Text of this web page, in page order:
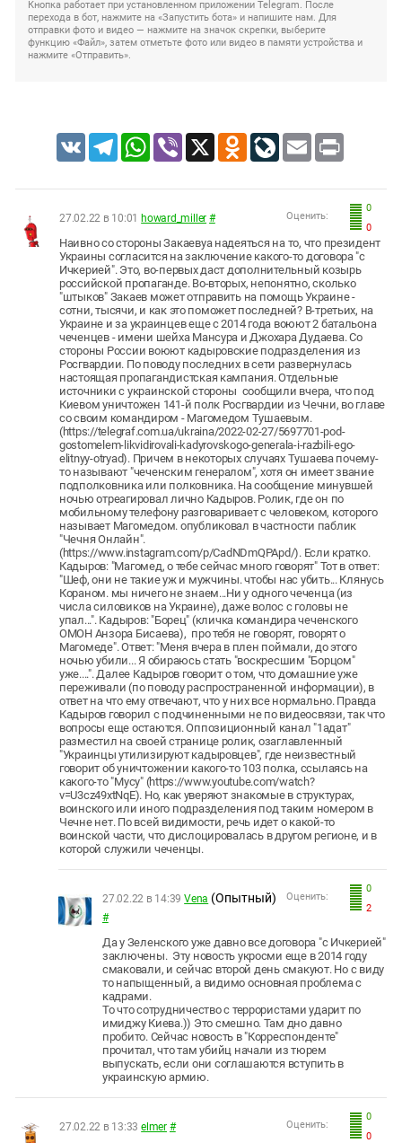
Кнопка работает при установленном приложении Telegram. После
перехода в бот, нажмите на «Запустить бота» и напишите нам. Для
отправки фото и видео — нажмите на значок скрепки, выберите
функцию «Файл», затем отметьте фото или видео в памяти устройства и
нажмите «Отправить».
VK TelegramWhatsApp
Viber X Odnoklassniki
LiveJournal
Email Print
0
0
Оценить:
27.02.22 в 10:01 howard_miller #
Наивно со стороны Закаевуа надеяться на то, что президент
Украины согласится на заключение какого-то договора "с
Ичкерией". Это, во-первых даст дополнительный козырь
российской пропаганде. Во-вторых, непонятно, сколько
"штыков" Закаев может отправить на помощь Украине -
сотни, тысячи, и как это поможет последней? В-третьих, на
Украине и за украинцев еще с 2014 года воюют 2 батальона
чеченцев - имени шейха Мансура и Джохара Дудаева. Со
стороны России воюют кадыровские подразделения из
Росгвардии. По поводу последних в сети развернулась
настоящая пропагандистская кампания. Отдельные
источники с украинской стороны сообщили вчера, что под
Киевом уничтожен 141-й полк Росгвардии из Чечни, во главе
со своим командиром - Магомедом Тушаевым.
(https://telegraf.com.ua/ukraina/2022-02-27/5697701-pod-
gostomelem-likvidirovali-kadyrovskogo-generala-i-razbili-ego-
elitnyy-otryad). Причем в некоторых случаях Тушаева почему-
то называют "чеченским генералом", хотя он имеет звание
подполковника или полковника. На сообщение минувшей
ночью отреагировал лично Кадыров. Ролик, где он по
мобильному телефону разговаривает с человеком, которого
называет Магомедом. опубликовал в частности паблик
"Чечня Онлайн".
(https://www.instagram.com/p/CadNDmQPApd/). Если кратко.
Кадыров: "Магомед, о тебе сейчас много говорят" Тот в ответ:
"Шеф, они не такие уж и мужчины. чтобы нас убить... Клянусь
Кораном. мы ничего не знаем...Ни у одного чеченца (из
числа силовиков на Украине), даже волос с головы не
упал...". Кадыров: "Борец" (кличка командира чеченского
ОМОН Анзора Бисаева), про тебя не говорят, говорят о
Магомеде". Ответ: "Меня вчера в плен поймали, до этого
ночью убили... Я обираюсь стать "воскресшим "Борцом"
уже....". Далее Кадыров говорит о том, что домашние уже
переживали (по поводу распространенной информации), в
ответ на что ему отвечают, что у них все нормально. Правда
Кадыров говорил с подчиненными не по видеосвязи, так что
вопросы еще остаются. Оппозиционный канал "1адат"
разместил на своей странице ролик, озаглавленный
"Украинцы утилизируют кадыровцев", где неизвестный
говорит об уничтожении какого-то 103 полка, ссылаясь на
какого-то "Мусу" (https://www.youtube.com/watch?
v=U3cz49xtNqE). Но, как уверяют знакомые в структурах,
воинского или иного подразделения под таким номером в
Чечне нет. По всей видимости, речь идет о какой-то
воинской части, что дислоцировалась в другом регионе, и в
которой служили чеченцы.
0
2
Оценить:
27.02.22 в 14:39 Vena (Опытный)
#
Да у Зеленского уже давно все договора "с Ичкерией"
заключены. Эту новость укросми еще в 2014 году
смаковали, и сейчас второй день смакуют. Но с виду
то напыщенный, а видимо основная проблема с
кадрами.
То что сотрудничество с террористами ударит по
имиджу Киева.)) Это смешно. Там дно давно
пробито. Сейчас новость в "Корреспонденте"
прочитал, что там убийц начали из тюрем
выпускать, если они соглашаются вступить в
украинскую армию.
0
0
Оценить:
27.02.22 в 13:33 elmer #